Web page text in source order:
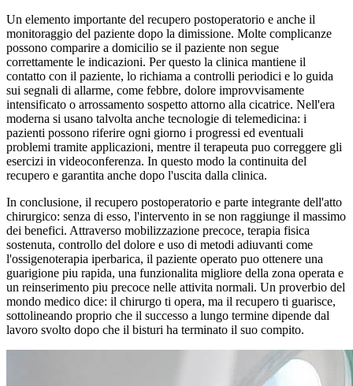
Un elemento importante del recupero postoperatorio e anche il
monitoraggio del paziente dopo la dimissione. Molte complicanze
possono comparire a domicilio se il paziente non segue
correttamente le indicazioni. Per questo la clinica mantiene il
contatto con il paziente, lo richiama a controlli periodici e lo guida
sui segnali di allarme, come febbre, dolore improvvisamente
intensificato o arrossamento sospetto attorno alla cicatrice. Nell'era
moderna si usano talvolta anche tecnologie di telemedicina: i
pazienti possono riferire ogni giorno i progressi ed eventuali
problemi tramite applicazioni, mentre il terapeuta puo correggere gli
esercizi in videoconferenza. In questo modo la continuita del
recupero e garantita anche dopo l'uscita dalla clinica.
In conclusione, il recupero postoperatorio e parte integrante dell'atto
chirurgico: senza di esso, l'intervento in se non raggiunge il massimo
dei benefici. Attraverso mobilizzazione precoce, terapia fisica
sostenuta, controllo del dolore e uso di metodi adiuvanti come
l'ossigenoterapia iperbarica, il paziente operato puo ottenere una
guarigione piu rapida, una funzionalita migliore della zona operata e
un reinserimento piu precoce nelle attivita normali. Un proverbio del
mondo medico dice: il chirurgo ti opera, ma il recupero ti guarisce,
sottolineando proprio che il successo a lungo termine dipende dal
lavoro svolto dopo che il bisturi ha terminato il suo compito.